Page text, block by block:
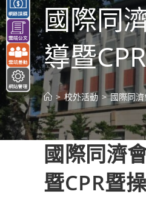
國際同
導暨
> 校外活動 > 國際同
國際同濟
暨CPR暨